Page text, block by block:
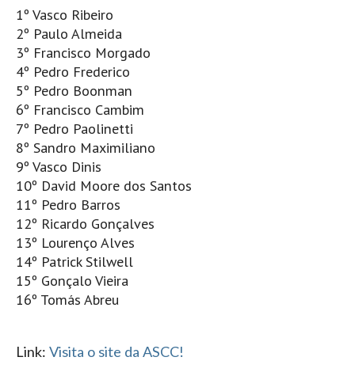
Laje, Contreiras e Ribeira da Janela HD
Seixal HD
BALI / INDONÉSIA
Bali - Kuta e Kuta Reef HD
Bali - Keramas HD
Bali - Uluwatu HD
Ver Todas
Entrevistas
Nacionais
Internacionais
Exclusivas
Perfil da semana
Análises
Opinião
1º Vasco Ribeiro
2º Paulo Almeida
3º Francisco Morgado
4º Pedro Frederico
5º Pedro Boonman
6º Francisco Cambim
7º Pedro Paolinetti
8º Sandro Maximiliano
9º Vasco Dinis
10º David Moore dos Santos
11º Pedro Barros
12º Ricardo Gonçalves
13º Lourenço Alves
14º Patrick Stilwell
15º Gonçalo Vieira
16º Tomás Abreu
Link: Visita o site da ASCC!